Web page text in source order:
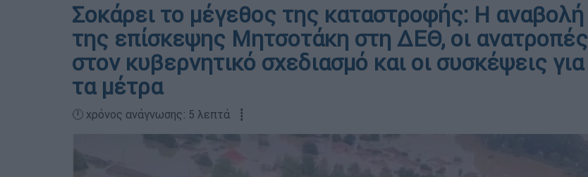
Σοκάρει το μέγεθος της καταστροφής: Η αναβολή
της επίσκεψης Μητσοτάκη στη ΔΕΘ, οι ανατροπές
στον κυβερνητικό σχεδιασμό και οι συσκέψεις για
τα μέτρα
🕛 χρόνος ανάγνωσης: 5 λεπτά ┋